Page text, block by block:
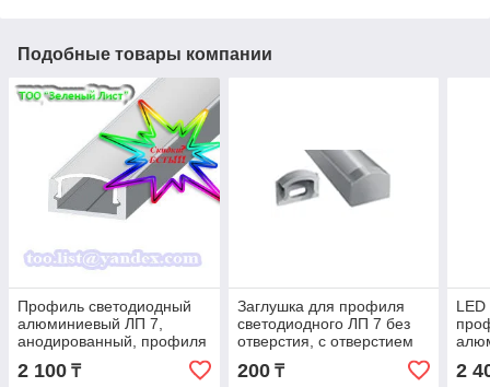
Подобные товары компании
Профиль светодиодный
алюминиевый ЛП 7,
анодированный, профиля
светодиодные для лент
2 100 ₸
Заглушка для профиля
светодиодного ЛП 7 без
отверстия, с отверстием
200₸ 2